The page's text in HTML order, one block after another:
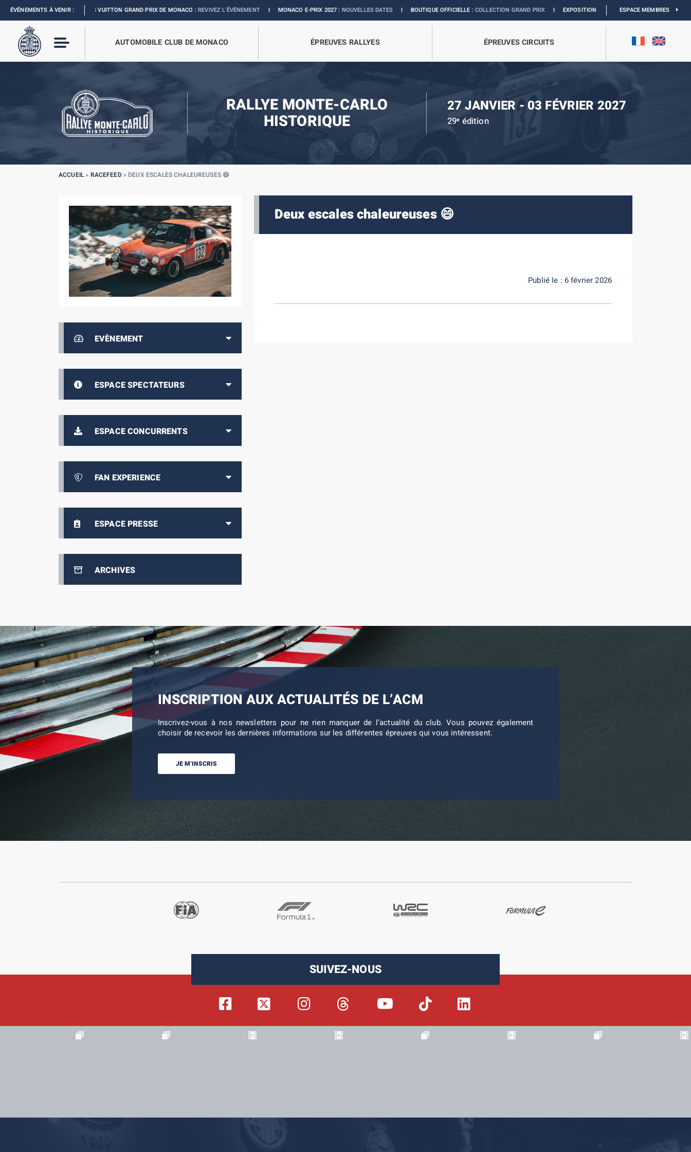
ÉVÉNEMENTS À VENIR :
FORMULA 1 LOUIS VUITTON GRAND PRIX DE MONACO : REVIVEZ L’ÉVÈNEMENTIMONACO E-PRIX 2027 :NOUVELLES DATESIBOUTIQUE OFFICIELLE :COLLECTION GRAND PRIXI EXPOSITION MONACO & L’AUTOMOBILE :DÉCOUVREZ
ESPACE MEMBRES
AUTOMOBILE CLUB DE MONACO ÉPREUVES RALLYES ÉPREUVES CIRCUITS
RALLYE MONTE-CARLO
HISTORIQUE
27 JANVIER - 03 FÉVRIER 2027
29e édition
ACCUEIL» RACEFEED» DEUX ESCALES CHALEUREUSES 😄
EVÈNEMENT
ESPACE SPECTATEURS
ESPACE CONCURRENTS
FAN EXPERIENCE
ESPACE PRESSE
ARCHIVES
Deux escales chaleureuses 😄
Publié le : 6 février 2026
INSCRIPTION AUX ACTUALITÉS DE L’ACM
Inscrivez-vous à nos newsletters pour ne rien manquer de l’actualité du club. Vous pouvez également
choisir de recevoir les dernières informations sur les différentes épreuves qui vous intéressent.
JE M’INSCRIS
SUIVEZ-NOUS